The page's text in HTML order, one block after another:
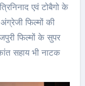
एवं टोबैगो के
फिल्मों की
फिल्मों के सुपर
सहाय भी नाटक